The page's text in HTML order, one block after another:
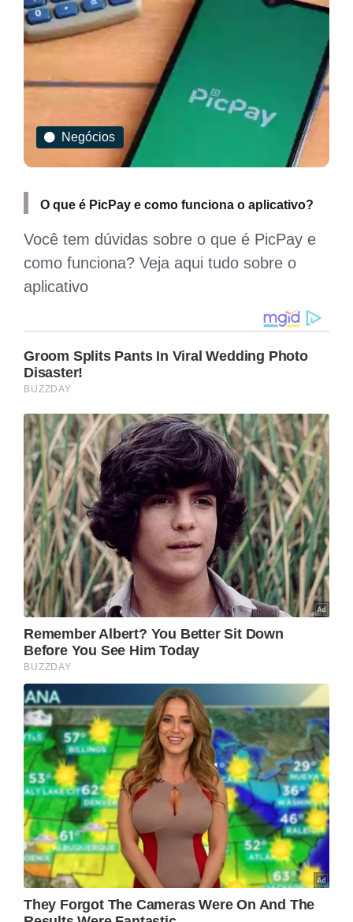
Negócios
O que é PicPay e como funciona o aplicativo?
Você tem dúvidas sobre o que é PicPay e
como funciona? Veja aqui tudo sobre o
aplicativo